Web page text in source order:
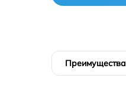
Преимущества